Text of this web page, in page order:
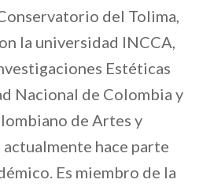
del Tolima,
la universidad INCCA,
Estéticas
Nacional de Colombia y
de Artes y
hace parte
Es miembro de la